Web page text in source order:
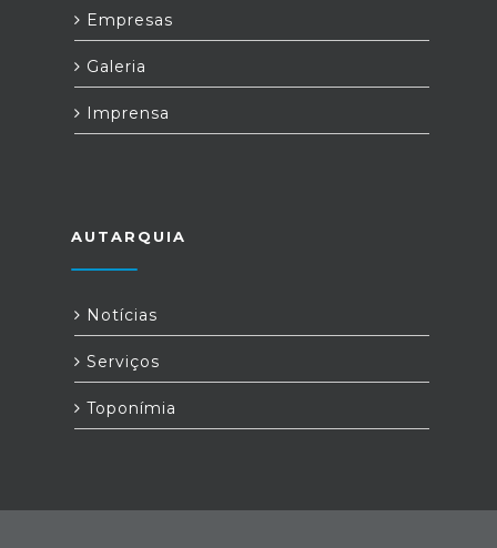
Empresas
Galeria
Imprensa
AUTARQUIA
Notícias
Serviços
Toponímia